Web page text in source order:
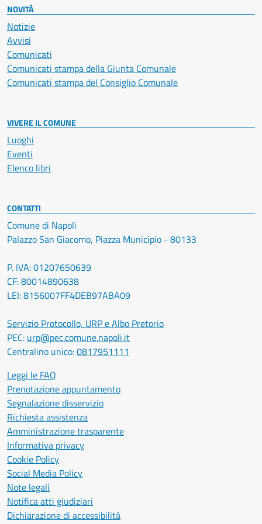
NOVITÀ
Notizie
Avvisi
Comunicati
Comunicati stampa della Giunta Comunale
Comunicati stampa del Consiglio Comunale
VIVERE IL COMUNE
Luoghi
Eventi
Elenco libri
CONTATTI
Comune di Napoli
Palazzo San Giacomo, Piazza Municipio - 80133
P. IVA: 01207650639
CF: 80014890638
LEI: 8156007FF4DEB97ABA09
Servizio Protocollo, URP e Albo Pretorio
PEC: urp@pec.comune.napoli.it
Centralino unico:0817951111
Leggi le FAQ
Prenotazione appuntamento
Segnalazione disservizio
Richiesta assistenza
Amministrazione trasparente
Informativa privacy
Cookie Policy
Social Media Policy
Note legali
Notifica atti giudiziari
Dichiarazione di accessibilità